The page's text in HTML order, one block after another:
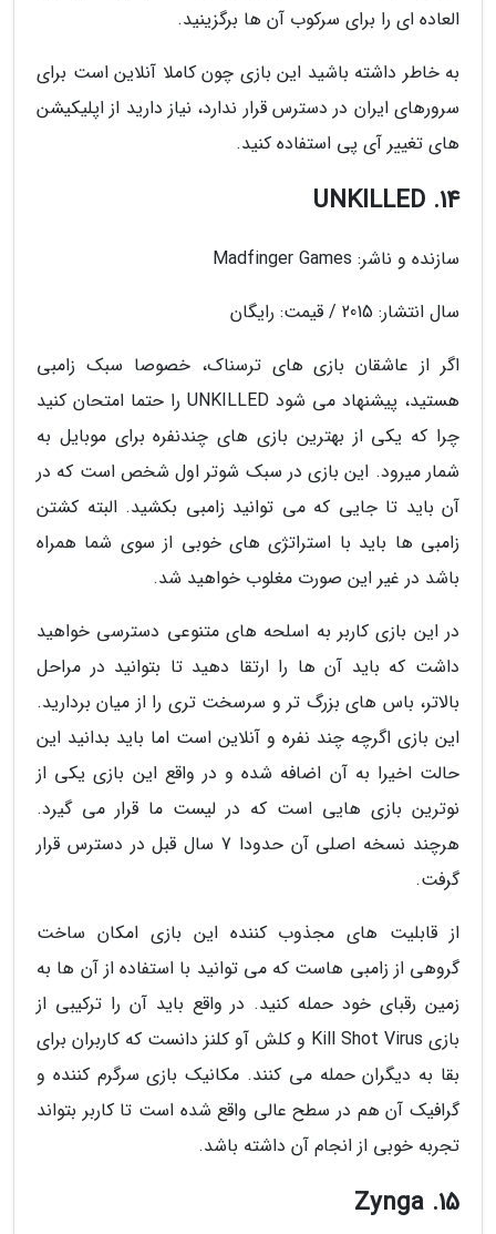
العاده ای را برای سرکوب آن ها برگزینید.
به خاطر داشته باشید این بازی چون کاملا آنلاین است برای
سرورهای ایران در دسترس قرار ندارد، نیاز دارید از اپلیکیشن
های تغییر آی پی استفاده کنید.
14. UNKILLED
سازنده و ناشر: Madfinger Games
سال انتشار: 2015 / قیمت: رایگان
اگر از عاشقان بازی های ترسناک، خصوصا سبک زامبی
هستید، پیشنهاد می شود UNKILLED را حتما امتحان کنید
چرا که یکی از بهترین بازی های چندنفره برای موبایل به
شمار میرود. این بازی در سبک شوتر اول شخص است که در
آن باید تا جایی که می توانید زامبی بکشید. البته کشتن
زامبی ها باید با استراتژی های خوبی از سوی شما همراه
باشد در غیر این صورت مغلوب خواهید شد.
در این بازی کاربر به اسلحه های متنوعی دسترسی خواهید
داشت که باید آن ها را ارتقا دهید تا بتوانید در مراحل
بالاتر، باس های بزرگ تر و سرسخت تری را از میان بردارید.
این بازی اگرچه چند نفره و آنلاین است اما باید بدانید این
حالت اخیرا به آن اضافه شده و در واقع این بازی یکی از
نوترین بازی هایی است که در لیست ما قرار می گیرد.
هرچند نسخه اصلی آن حدودا 7 سال قبل در دسترس قرار
گرفت.
از قابلیت های مجذوب کننده این بازی امکان ساخت
گروهی از زامبی هاست که می توانید با استفاده از آن ها به
زمین رقبای خود حمله کنید. در واقع باید آن را ترکیبی از
بازی Kill Shot Virus و کلش آو کلنز دانست که کاربران برای
بقا به دیگران حمله می کنند. مکانیک بازی سرگرم کننده و
گرافیک آن هم در سطح عالی واقع شده است تا کاربر بتواند
تجربه خوبی از انجام آن داشته باشد.
15. Zynga